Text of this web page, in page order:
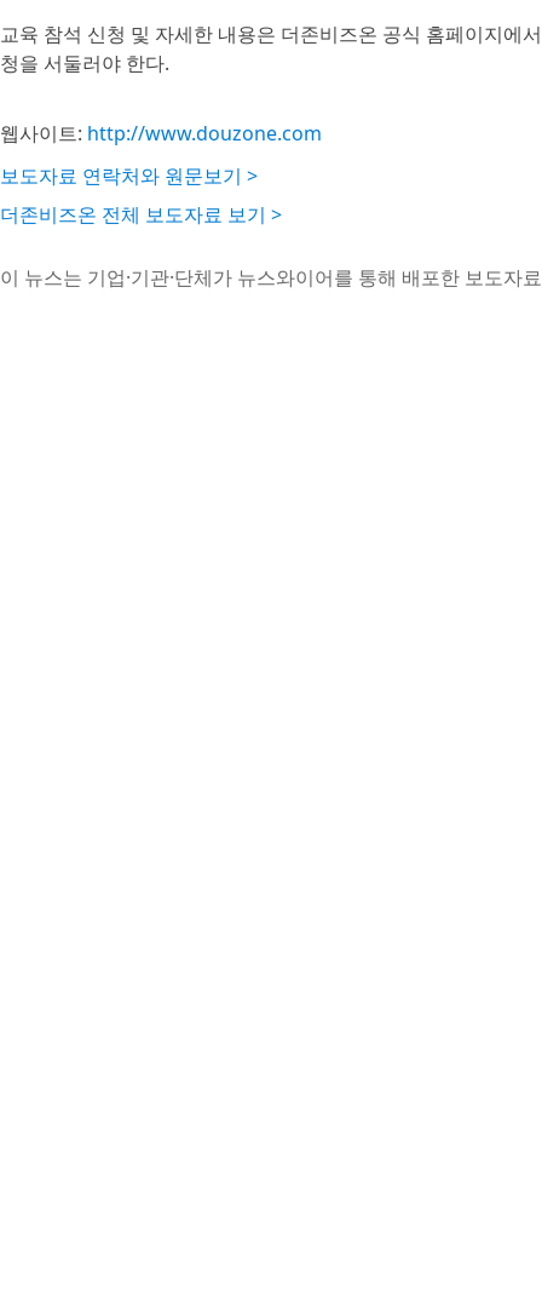
교육 참석 신청 및 자세한 내용은 더존비즈온 공식 홈페이지에
청을 서둘러야 한다.
웹사이트: http://www.douzone.com
보도자료 연락처와 원문보기 >
더존비즈온 전체 보도자료 보기 >
이 뉴스는 기업·기관·단체가 뉴스와이어를 통해 배포한 보도자